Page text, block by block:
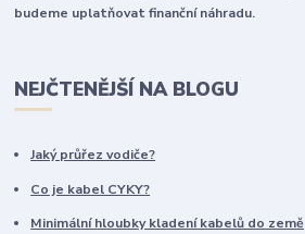
budeme uplatňovat finanční náhradu.
NEJČTENĚJŠÍ NA BLOGU
Jaký průřez vodiče?
Co je kabel CYKY?
Minimální hloubky kladení kabelů do země